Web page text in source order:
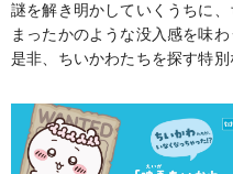
謎を解き明かしていくうちに
まったかのような没入感を味わ
是非、ちいかわたちを探す特別